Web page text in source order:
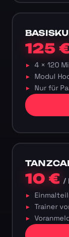
125
4 × 120
Modul
Nur für
10 €/
Trainer